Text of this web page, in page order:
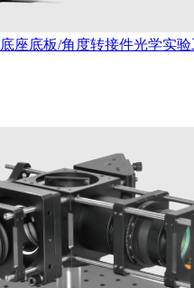
底座底板/角度转接件光学实